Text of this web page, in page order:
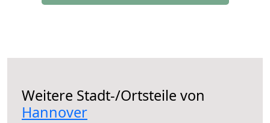
Weitere Stadt-/Ortsteile von
Hannover